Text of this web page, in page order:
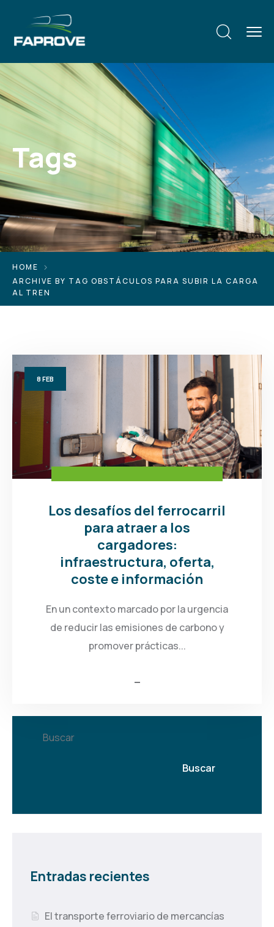
Tags
HOME
ARCHIVE BY TAG OBSTÁCULOS PARA SUBIR LA CARGA
AL TREN
8 FEB
Los desafíos del ferrocarril
para atraer a los
cargadores:
infraestructura, oferta,
coste e información
En un contexto marcado por la urgencia
de reducir las emisiones de carbono y
promover prácticas...
Buscar
Buscar
Entradas recientes
El transporte ferroviario de mercancías